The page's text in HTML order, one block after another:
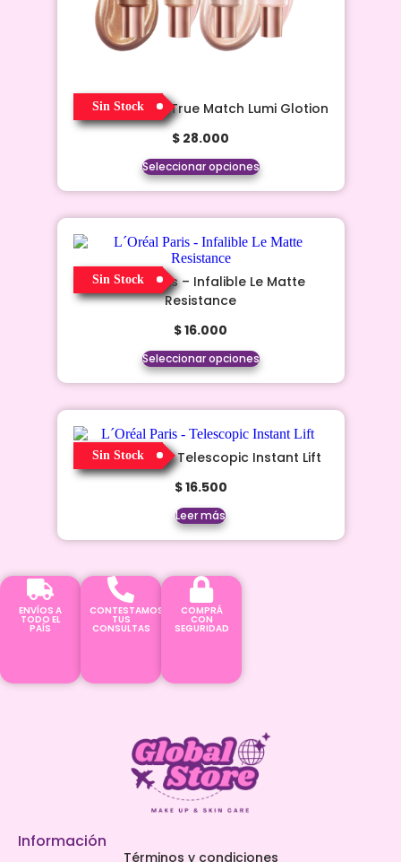
Sin Stock
L´Oréal Paris – True Match Lumi Glotion
$ 28.000
Seleccionar opciones
Sin Stock
L´Oréal Paris – Infalible Le Matte
Resistance
$16.000
Seleccionar opciones
Sin Stock
L´Oréal Paris – Telescopic Instant Lift
$16.500
Leer más
ENVÍOS A
TODO EL
PAÍS
CONTESTAMOS
TUS
CONSULTAS
COMPRÁ
CON
SEGURIDAD
Información
Términos y condiciones